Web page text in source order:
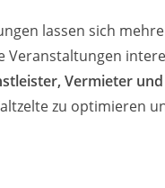
lassen sich
Vermieter
zu optimieren